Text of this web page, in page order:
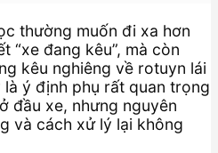
thường muốn đi xa hơn
“xe đang kêu”, mà còn
kêu nghiêng về rotuyn lái
ý định phụ rất quan trọng
đầu xe, nhưng nguyên
và cách xử lý lại không